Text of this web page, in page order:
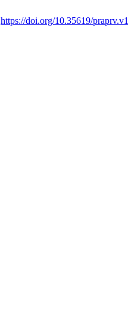
https://doi.org/10.35619/